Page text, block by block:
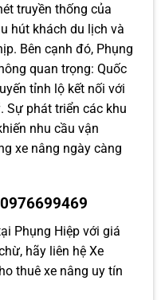
truyền thống của
hút khách du lịch và
Bên cạnh đó, Phụng
quan trọng: Quốc
tỉnh lộ kết nối với
Sự phát triển các khu
nhu cầu vận
xe nâng ngày càng
Phụng Hiệp với giá
hãy liên hệ Xe
thuê xe nâng uy tín